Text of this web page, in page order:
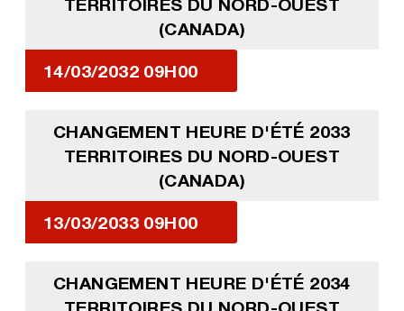
(CANADA)
14/03/2032 09H00
CHANGEMENT HEURE D'ÉTÉ 2033
TERRITOIRES DU NORD-OUEST
(CANADA)
13/03/2033 09H00
CHANGEMENT HEURE D'ÉTÉ 2034
TERRITOIRES DU NORD-OUEST